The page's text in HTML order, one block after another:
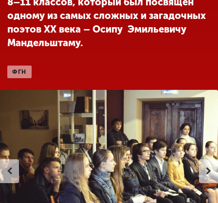
Другие виды
Студенческая жизнь
Сведения об
образовательной
организации
ENG SPN CHI
одному из самых сложных и загадочных
поэтов XX века – Осипу Эмильевичу
Мандельштаму.
ФГН